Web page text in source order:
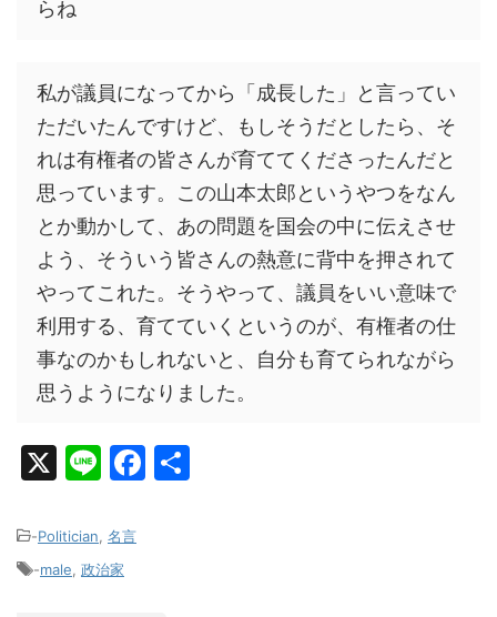
らね
私が議員になってから「成長した」と言ってい
ただいたんですけど、もしそうだとしたら、そ
れは有権者の皆さんが育ててくださったんだと
思っています。この山本太郎というやつをなん
とか動かして、あの問題を国会の中に伝えさせ
よう、そういう皆さんの熱意に背中を押されて
やってこれた。そうやって、議員をいい意味で
利用する、育てていくというのが、有権者の仕
事なのかもしれないと、自分も育てられながら
思うようになりました。
X
Li
e
F
-Politician 名言
-male 政治家